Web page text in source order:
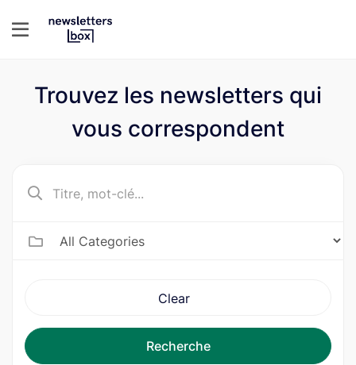
Trouvez les newsletters qui
vous correspondent
Clear
Recherche